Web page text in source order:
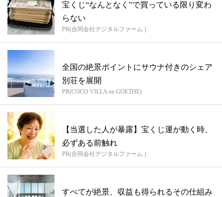
宝くじ“なんとなく”で買っている限り変わ
らない
PR(合同会社デジタルファーム )
全国の絶景ポイントにサウナ付きのシェア
別荘を展開
PR(COCO VILLA on GOETHE)
【当選した人が暴露】宝くじ運が動く時、
必ずある前触れ
PR(合同会社デジタルファーム )
すべてが絶景、収益も得られるその仕組み